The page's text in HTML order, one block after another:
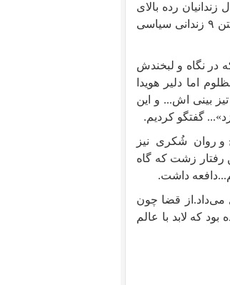
رده بالای
شهرستان ها (و از جمله پاک نژاد ) به زندان قصر...از جنایت ساواک و به رگبار بستن ۹ زندانی سیاسی
در نگاه و لبخندش
اما دلیر هویدا
بینی اش... و این
گفتگو کردیم.
و روان
شُکری
نیز
رفتار زشت که گاه
داشت.
می‌داد.از قضا چون
که لابد با عالم